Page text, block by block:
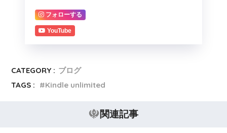
フォローする
YouTube
CATEGORY : ブログ
TAGS :
Kindle unlimited
関連記事